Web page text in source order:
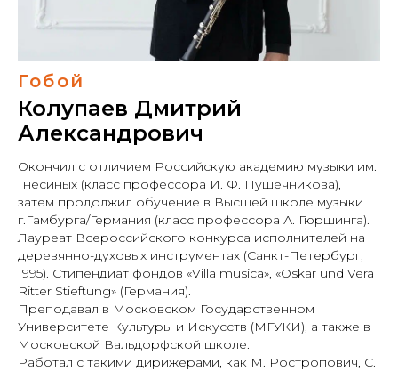
Гобой
Колупаев Дмитрий
Александрович
Окончил с отличием Российскую академию музыки им.
Гнесиных (класс профессора И. Ф. Пушечникова),
затем продолжил обучение в Высшей школе музыки
г.Гамбурга/Германия (класс профессора А. Гюршинга).
Лауреат Всероссийского конкурса исполнителей на
деревянно-духовых инструментах (Санкт-Петербург,
1995). Стипендиат фондов «Villa musica», «Oskar und Vera
Ritter Stieftung» (Германия).
Преподавал в Московском Государственном
Университете Культуры и Искусств (МГУКИ), а также в
Московской Вальдорфской школе.
Работал с такими дирижерами, как М. Ростропович, С.